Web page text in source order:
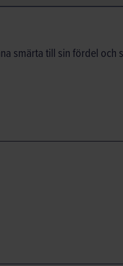
smärta till sin fördel och